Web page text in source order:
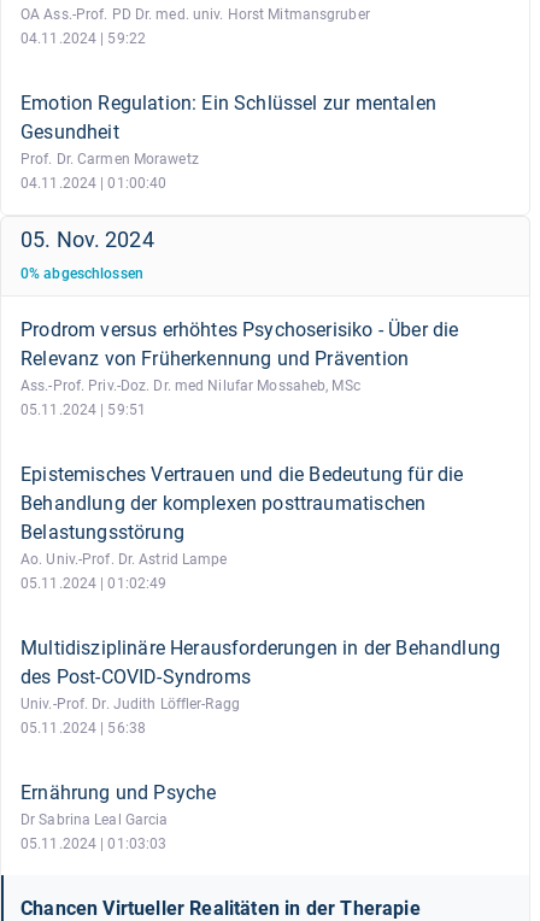
OA Ass.-Prof. PD Dr. med. univ. Horst Mitmansgruber
04.11.2024 | 59:22
Emotion Regulation: Ein Schlüssel zur mentalen
Gesundheit
Prof. Dr. Carmen Morawetz
04.11.2024 | 01:00:40
05. Nov. 2024
0% abgeschlossen
Prodrom versus erhöhtes Psychoserisiko - Über die
Relevanz von Früherkennung und Prävention
Ass.-Prof. Priv.-Doz. Dr. med Nilufar Mossaheb, MSc
05.11.2024 | 59:51
Epistemisches Vertrauen und die Bedeutung für die
Behandlung der komplexen posttraumatischen
Belastungsstörung
Ao. Univ.-Prof. Dr. Astrid Lampe
05.11.2024 | 01:02:49
Multidisziplinäre Herausforderungen in der Behandlung
des Post-COVID-Syndroms
Univ.-Prof. Dr. Judith Löffler-Ragg
05.11.2024 | 56:38
Ernährung und Psyche
Dr Sabrina Leal Garcia
05.11.2024 | 01:03:03
Chancen Virtueller Realitäten in der Therapie